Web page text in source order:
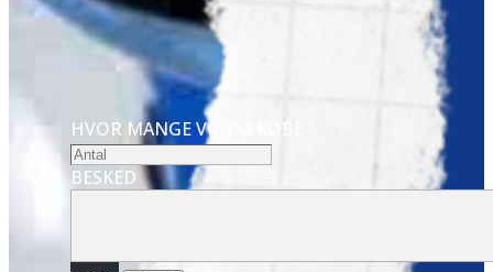
HVOR MANGE VIL DU KØBE
BESKED